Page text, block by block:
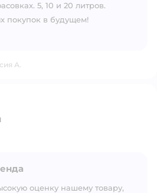
5, 10 и 20 литров.
покупок в будущем!
А.
оценку нашему товару,